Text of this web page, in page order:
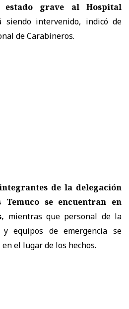
grave al Hospital
siendo intervenido, indicó de
de Carabineros.
de la delegación
se encuentran en
mientras que personal de la
y equipos de emergencia se
el lugar de los hechos.